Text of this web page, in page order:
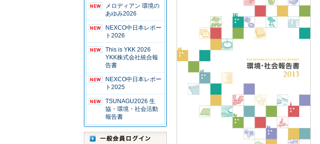
メロディアン 環境の
あゆみ2026
NEXCO中日本レポー
ト2026
This is YKK 2026
YKK株式会社統合報
告書
NEXCO中日本レポー
ト2025
TSUNAGU2026 生
協・環境・社会活動
報告書